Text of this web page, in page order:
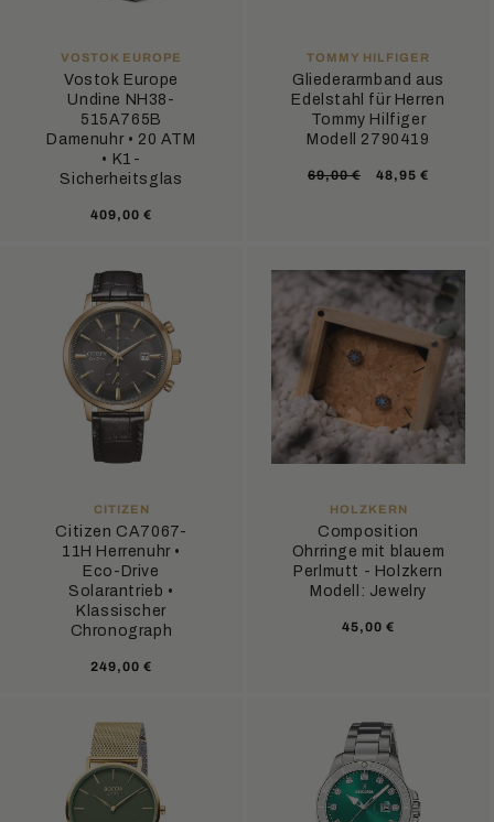
ANBIETER:
VOSTOK EUROPE
Vostok Europe
Undine NH38-
515A765B
Damenuhr • 20 ATM
• K1-
Sicherheitsglas
Normaler
409,00 €
ANBIETER:
TOMMY HILFIGER
Gliederarmband aus
Edelstahl für Herren
Tommy Hilfiger
Modell 2790419
Normaler
69,00 € 48,95 €
ANBIETER:
CITIZEN
Citizen CA7067-
11H Herrenuhr •
Eco-Drive
Solarantrieb •
Klassischer
Chronograph
Normaler
249,00 €
ANBIETER:
HOLZKERN
Composition
Ohrringe mit blauem
Perlmutt - Holzkern
Modell: Jewelry
Normaler
45,00 €